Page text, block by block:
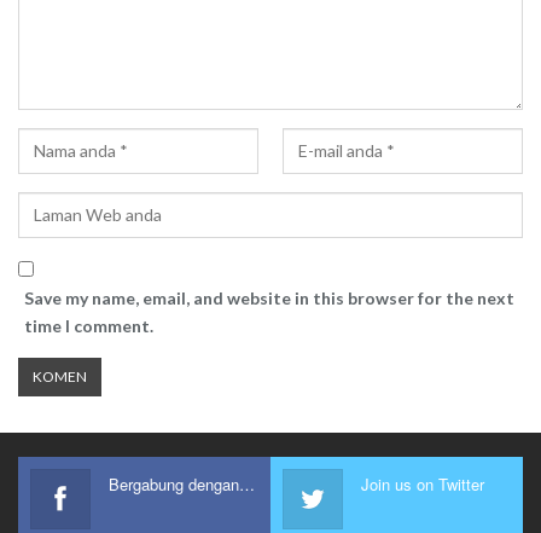
Save my name, email, and website in this browser for the next
time I comment.
Bergabung dengan kami Join us on Twitter